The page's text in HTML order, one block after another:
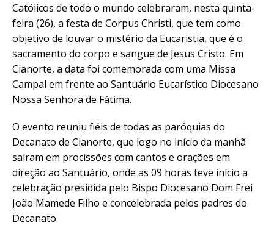
Católicos de todo o mundo celebraram, nesta quinta-
feira (26), a festa de Corpus Christi, que tem como
objetivo de louvar o mistério da Eucaristia, que é o
sacramento do corpo e sangue de Jesus Cristo. Em
Cianorte, a data foi comemorada com uma Missa
Campal em frente ao Santuário Eucarístico Diocesano
Nossa Senhora de Fátima.
O evento reuniu fiéis de todas as paróquias do
Decanato de Cianorte, que logo no início da manhã
saíram em procissões com cantos e orações em
direção ao Santuário, onde as 09 horas teve início a
celebração presidida pelo Bispo Diocesano Dom Frei
João Mamede Filho e concelebrada pelos padres do
Decanato.